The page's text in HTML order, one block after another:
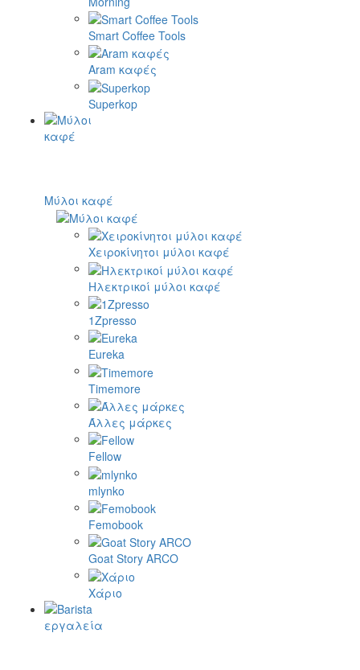
Smart Coffee Tools
Aram καφές
Superkop
Μύλοι καφέ
Χειροκίνητοι μύλοι καφέ
Ηλεκτρικοί μύλοι καφέ
1Zpresso
Eureka
Timemore
Άλλες μάρκες
Fellow
mlynko
Femobook
Goat Story ARCO
Χάριο